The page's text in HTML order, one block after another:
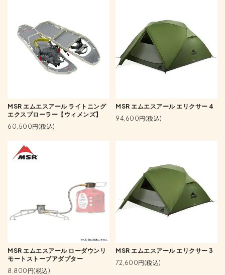
MSR エムエスアール ライトニング
エクスプローラー【ウィメンズ】
60,500円(税込)
MSR エムエスアール エリクサー 4
94,600円(税込)
MSR エムエスアール ローダウンリ
モートストーブアダプター
8,800円(税込)
MSR エムエスアール エリクサー 3
72,600円(税込)